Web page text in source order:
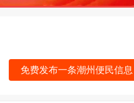
免费发布一条潮州便民信息